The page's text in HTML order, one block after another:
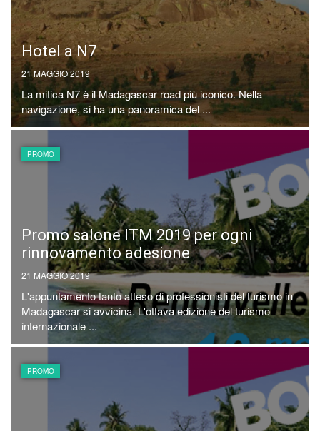
Hotel a N7
21 MAGGIO 2019
La mitica N7 è il Madagascar road più iconico. Nella
navigazione, si ha una panoramica del ...
PROMO
Promo salone ITM 2019 per ogni
rinnovamento adesione
21 MAGGIO 2019
L'appuntamento tanto atteso di professionisti del turismo in
Madagascar si avvicina. L'ottava edizione del turismo
internazionale ...
PROMO